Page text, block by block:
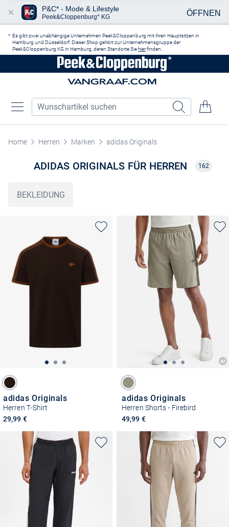
Es gibt zwei unabhängige Unternehmen Peek&Cloppenburg mit ihren Hauptsitzen in
Hamburg und Düsseldorf. Dieser Shop gehört zur Unternehmensgruppe der
Peek&Cloppenburg KG in Hamburg, deren Standorte Sie hierfinden.
Home Herren Marken adidas Originals
ADIDAS ORIGINALS FÜR HERREN 162
BEKLEIDUNG
adidas Originals
Herren T-Shirt
29,99 €
adidas Originals
Herren Shorts - Firebird
49,99 €
P&C* - Mode & Lifestyle
Peek&Cloppenburg* KG ÖFFNEN